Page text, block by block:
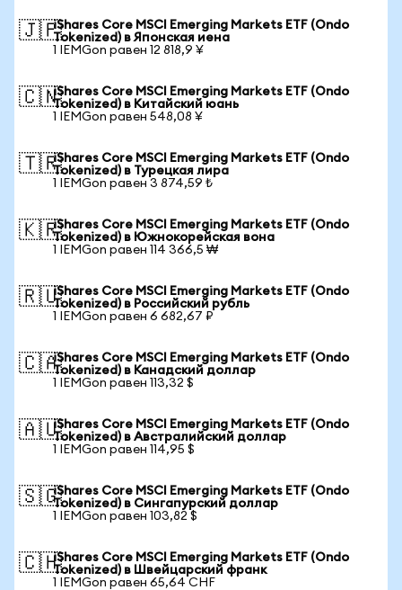
🇯🇵iShares Core MSCI Emerging Markets ETF (Ondo
Tokenized) в Японская иена
1 IEMGon равен 12 818,9 ¥
🇨🇳iShares Core MSCI Emerging Markets ETF (Ondo
Tokenized) в Китайский юань
1 IEMGon равен 548,08 ¥
🇹🇷iShares Core MSCI Emerging Markets ETF (Ondo
Tokenized) в Турецкая лира
1 IEMGon равен 3 874,59 ₺
🇰🇷iShares Core MSCI Emerging Markets ETF (Ondo
Tokenized) в Южнокорейская вона
1 IEMGon равен 114 366,5 ₩
🇷🇺iShares Core MSCI Emerging Markets ETF (Ondo
Tokenized) в Российский рубль
1 IEMGon равен 6 682,67 ₽
🇨🇦iShares Core MSCI Emerging Markets ETF (Ondo
Tokenized) в Канадский доллар
1 IEMGon равен 113,32 $
🇦🇺iShares Core MSCI Emerging Markets ETF (Ondo
Tokenized) в Австралийский доллар
1 IEMGon равен 114,95 $
🇸🇬iShares Core MSCI Emerging Markets ETF (Ondo
Tokenized) в Сингапурский доллар
1 IEMGon равен 103,82 $
🇨🇭iShares Core MSCI Emerging Markets ETF (Ondo
Tokenized) в Швейцарский франк
1 IEMGon равен 65,64 CHF